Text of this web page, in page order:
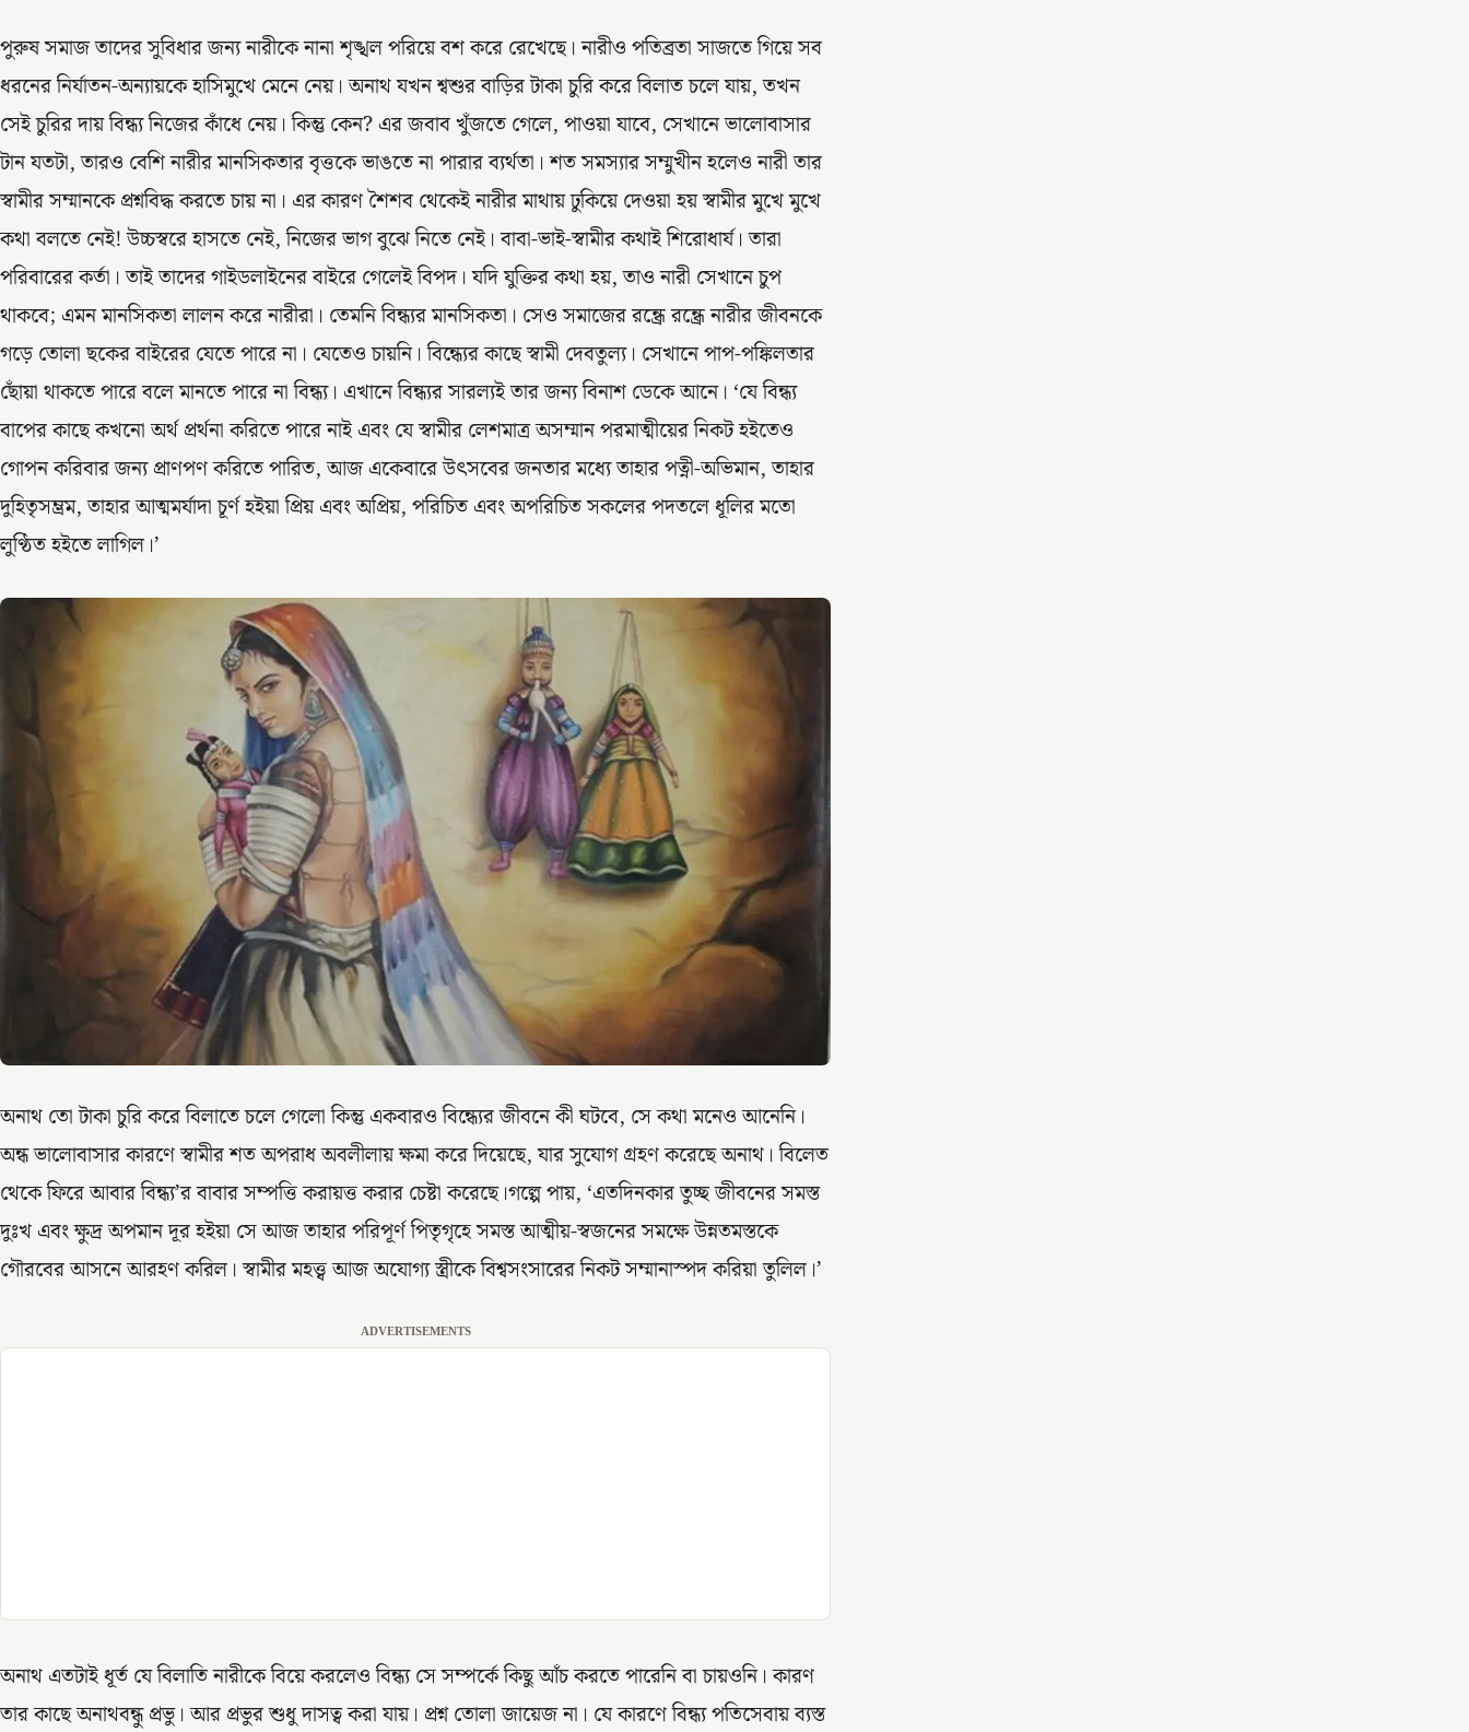
পুরুষ সমাজ তাদের সুবিধার জন্য নারীকে নানা শৃঙ্খল পরিয়ে বশ করে রেখেছে। নারীও পতিব্রতা সাজতে গিয়ে সব
ধরনের নির্যাতন-অন্যায়কে হাসিমুখে মেনে নেয়। অনাথ যখন শ্বশুর বাড়ির টাকা চুরি করে বিলাত চলে যায়, তখন
সেই চুরির দায় বিন্ধ্য নিজের কাঁধে নেয়। কিন্তু কেন? এর জবাব খুঁজতে গেলে, পাওয়া যাবে, সেখানে ভালোবাসার
টান যতটা, তারও বেশি নারীর মানসিকতার বৃত্তকে ভাঙতে না পারার ব্যর্থতা। শত সমস্যার সম্মুখীন হলেও নারী তার
স্বামীর সম্মানকে প্রশ্নবিদ্ধ করতে চায় না। এর কারণ শৈশব থেকেই নারীর মাথায় ঢুকিয়ে দেওয়া হয় স্বামীর মুখে মুখে
কথা বলতে নেই! উচ্চস্বরে হাসতে নেই, নিজের ভাগ বুঝে নিতে নেই। বাবা-ভাই-স্বামীর কথাই শিরোধার্য। তারা
পরিবারের কর্তা। তাই তাদের গাইডলাইনের বাইরে গেলেই বিপদ। যদি যুক্তির কথা হয়, তাও নারী সেখানে চুপ
থাকবে; এমন মানসিকতা লালন করে নারীরা। তেমনি বিন্ধ্যর মানসিকতা। সেও সমাজের রন্ধ্রে রন্ধ্রে নারীর জীবনকে
গড়ে তোলা ছকের বাইরের যেতে পারে না। যেতেও চায়নি। বিন্ধ্যের কাছে স্বামী দেবতুল্য। সেখানে পাপ-পঙ্কিলতার
ছোঁয়া থাকতে পারে বলে মানতে পারে না বিন্ধ্য। এখানে বিন্ধ্যর সারল্যই তার জন্য বিনাশ ডেকে আনে। ‘যে বিন্ধ্য
বাপের কাছে কখনো অর্থ প্রর্থনা করিতে পারে নাই এবং যে স্বামীর লেশমাত্র অসম্মান পরমাত্মীয়ের নিকট হইতেও
গোপন করিবার জন্য প্রাণপণ করিতে পারিত, আজ একেবারে উৎসবের জনতার মধ্যে তাহার পত্নী-অভিমান, তাহার
দুহিতৃসম্ভ্রম, তাহার আত্মমর্যাদা চূর্ণ হইয়া প্রিয় এবং অপ্রিয়, পরিচিত এবং অপরিচিত সকলের পদতলে ধূলির মতো
লুণ্ঠিত হইতে লাগিল।’
অনাথ তো টাকা চুরি করে বিলাতে চলে গেলো কিন্তু একবারও বিন্ধ্যের জীবনে কী ঘটবে, সে কথা মনেও আনেনি।
অন্ধ ভালোবাসার কারণে স্বামীর শত অপরাধ অবলীলায় ক্ষমা করে দিয়েছে, যার সুযোগ গ্রহণ করেছে অনাথ। বিলেত
থেকে ফিরে আবার বিন্ধ্য’র বাবার সম্পত্তি করায়ত্ত করার চেষ্টা করেছে।গল্পে পায়, ‘এতদিনকার তুচ্ছ জীবনের সমস্ত
দুঃখ এবং ক্ষুদ্র অপমান দূর হইয়া সে আজ তাহার পরিপূর্ণ পিতৃগৃহে সমস্ত আত্মীয়-স্বজনের সমক্ষে উন্নতমস্তকে
গৌরবের আসনে আরহণ করিল। স্বামীর মহত্ত্ব আজ অযোগ্য স্ত্রীকে বিশ্বসংসারের নিকট সম্মানাস্পদ করিয়া তুলিল।’
ADVERTISEMENTS
অনাথ এতটাই ধূর্ত যে বিলাতি নারীকে বিয়ে করলেও বিন্ধ্য সে সম্পর্কে কিছু আঁচ করতে পারেনি বা চায়ওনি। কারণ
তার কাছে অনাথবন্ধু প্রভু। আর প্রভুর শুধু দাসত্ব করা যায়। প্রশ্ন তোলা জায়েজ না। যে কারণে বিন্ধ্য পতিসেবায় ব্যস্ত